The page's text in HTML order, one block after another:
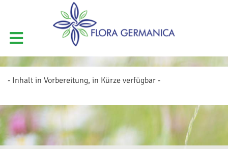
- Inhalt in Vorbereitung, in Kürze verfügbar -